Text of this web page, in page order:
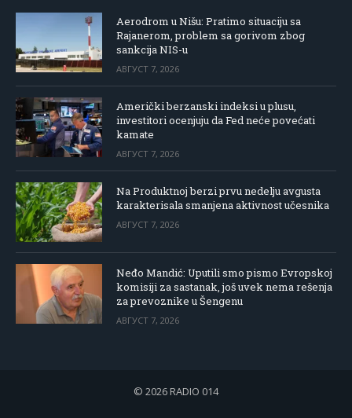
Aerodrom u Nišu: Pratimo situaciju sa
Rajanerom, problem sa gorivom zbog
sankcija NIS-u
АВГУСТ 7, 2026
Američki berzanski indeksi u plusu,
investitori ocenjuju da Fed neće povećati
kamate
АВГУСТ 7, 2026
Na Produktnoj berzi prvu nedelju avgusta
karakterisala smanjena aktivnost učesnika
АВГУСТ 7, 2026
Neđo Mandić: Uputili smo pismo Evropskoj
komisiji za sastanak, još uvek nema rešenja
za prevoznike u Šengenu
АВГУСТ 7, 2026
© 2026 RADIO 014